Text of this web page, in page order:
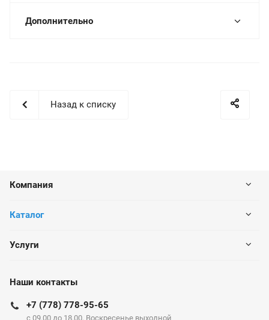
Дополнительно
Назад к списку
Компания
Каталог
Услуги
Наши контакты
+7 (778) 778-95-65
c 09.00 до 18.00, Воскресенье выходной